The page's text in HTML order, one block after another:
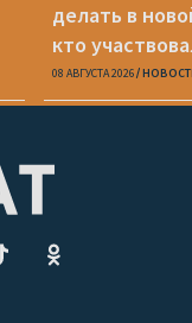
делать в
кто
08 АВГУСТА 2026